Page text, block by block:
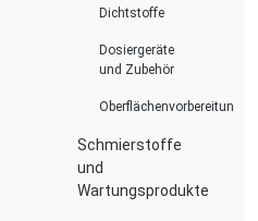
Dichtstoffe
Dosiergeräte
und Zubehör
Oberflächenvorbereitung
Schmierstoffe
und
Wartungsprodukte